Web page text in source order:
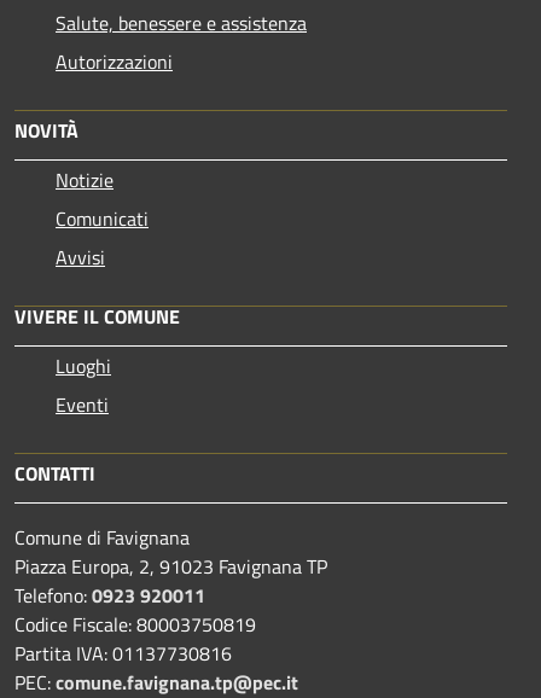
Salute, benessere e assistenza
Autorizzazioni
NOVITÀ
Notizie
Comunicati
Avvisi
VIVERE IL COMUNE
Luoghi
Eventi
CONTATTI
Comune di Favignana
Piazza Europa, 2, 91023 Favignana TP
Telefono:0923 920011
Codice Fiscale: 80003750819
Partita IVA: 01137730816
PEC:comune.favignana.tp@pec.it